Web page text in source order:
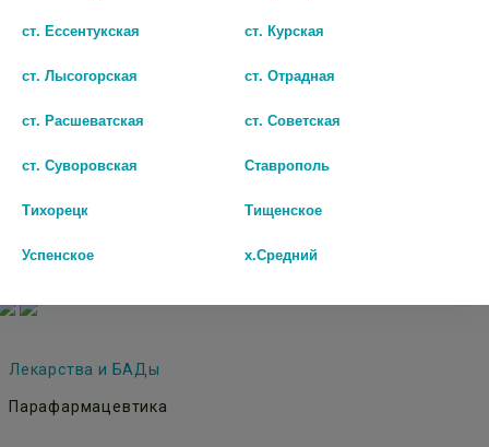
© Городская аптека - Маркетплейс. Все права защищены
Лекарства и БАДы
Парафармацевтика
ст. Ессентукская ст. Курская
ст. Лысогорская ст. Отрадная
ст. Расшеватская ст. Советская
ст. Суворовская Ставрополь
Тихорецк Тищенское
Успенское х.Средний